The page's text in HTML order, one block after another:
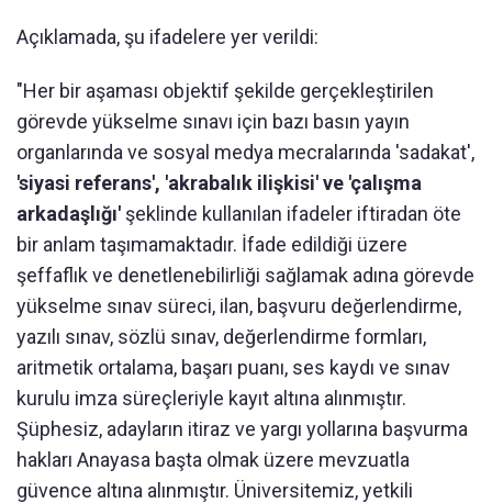
Açıklamada, şu ifadelere yer verildi:
"Her bir aşaması objektif şekilde gerçekleştirilen
görevde yükselme sınavı için bazı basın yayın
organlarında ve sosyal medya mecralarında 'sadakat',
'siyasi referans', 'akrabalık ilişkisi' ve 'çalışma
arkadaşlığı' şeklinde kullanılan ifadeler iftiradan öte
bir anlam taşımamaktadır. İfade edildiği üzere
şeffaflık ve denetlenebilirliği sağlamak adına görevde
yükselme sınav süreci, ilan, başvuru değerlendirme,
yazılı sınav, sözlü sınav, değerlendirme formları,
aritmetik ortalama, başarı puanı, ses kaydı ve sınav
kurulu imza süreçleriyle kayıt altına alınmıştır.
Şüphesiz, adayların itiraz ve yargı yollarına başvurma
hakları Anayasa başta olmak üzere mevzuatla
güvence altına alınmıştır. Üniversitemiz, yetkili